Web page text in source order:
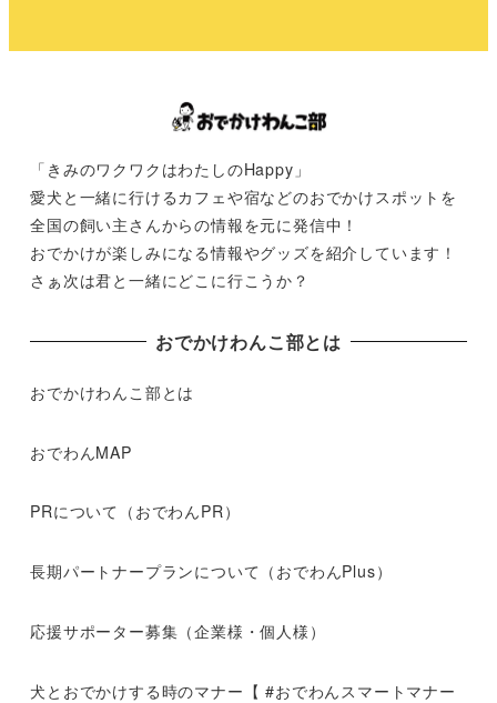
「きみのワクワクはわたしのHappy」
愛犬と一緒に行けるカフェや宿などのおでかけスポットを
全国の飼い主さんからの情報を元に発信中！
おでかけが楽しみになる情報やグッズを紹介しています！
さぁ次は君と一緒にどこに行こうか？
おでかけわんこ部とは
おでかけわんこ部とは
おでわんMAP
PRについて（おでわんPR）
長期パートナープランについて（おでわんPlus）
応援サポーター募集（企業様・個人様）
犬とおでかけする時のマナー【 #おでわんスマートマナー